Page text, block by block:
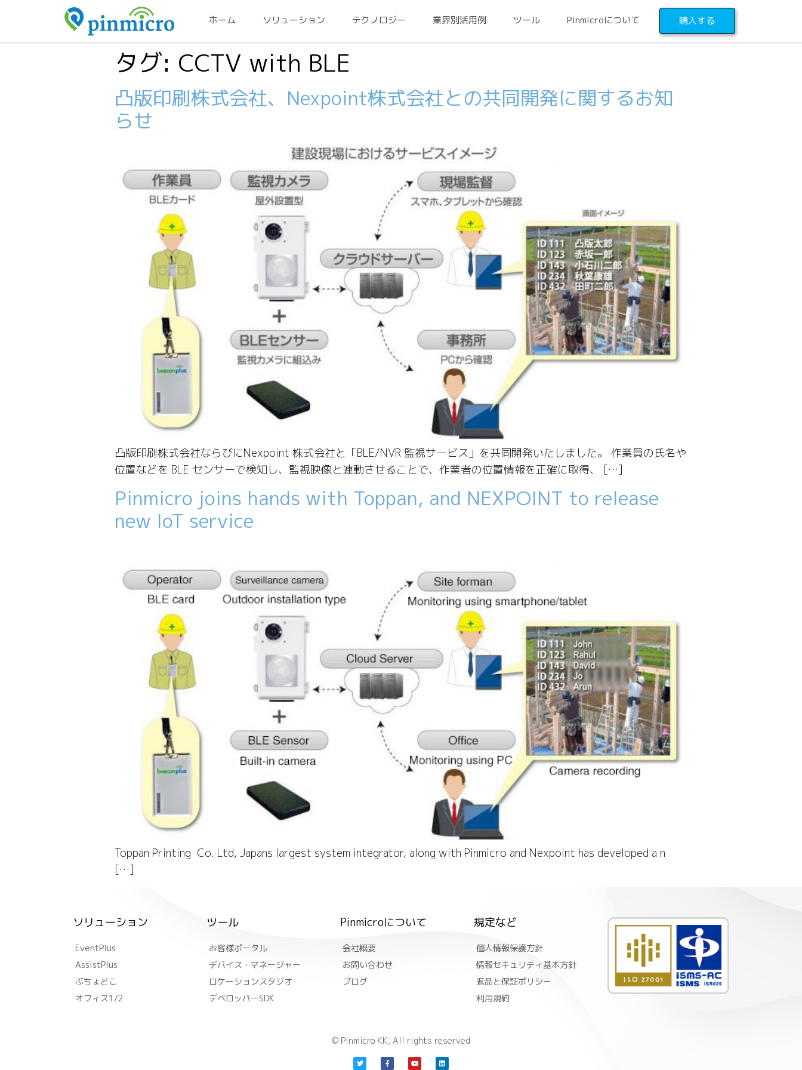
ホーム ソリューション テクノロジー 業界別活用例 ツール Pinmicroについて 購入する
タグ: CCTV with BLE
凸版印刷株式会社、Nexpoint株式会社との共同開発に関するお知
らせ
凸版印刷株式会社ならびにNexpoint 株式会社と「BLE/NVR 監視サービス」を共同開発いたしました。 作業員の氏名や
位置などを BLE センサーで検知し、監視映像と連動させることで、作業者の位置情報を正確に取得、 […]
Pinmicro joins hands with Toppan, and NEXPOINT to release
new IoT service
Toppan Printing Co. Ltd, Japans largest system integrator, along with Pinmicro and Nexpoint has developed a n
[…]
ソリューション
EventPlus
AssistPlus
ぶちょどこ
オフィス1/2
ツール
お客様ポータル
デバイス・マネージャー
ロケーションスタジオ
デベロッパーSDK
Pinmicroについて
会社概要
お問い合わせ
ブログ
規定など
個人情報保護方針
情報セキュリティ基本方針
返品と保証ポリシー
利用規約
© Pinmicro KK, All rights reserved